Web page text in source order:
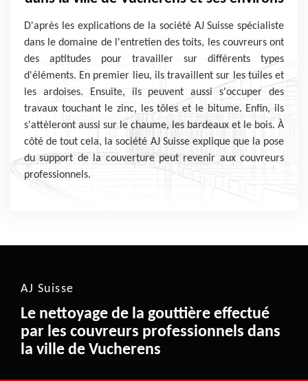
D'après les explications de la société AJ Suisse spécialiste
dans le domaine de l'entretien des toits, les couvreurs ont
des aptitudes pour travailler sur différents types
d'éléments. En premier lieu, ils travaillent sur les tuiles et
les ardoises. Ensuite, ils peuvent aussi s'occuper des
travaux touchant le zinc, les tôles et le bitume. Enfin, ils
s'attèleront aussi sur le chaume, les bardeaux et le bois. À
côté de tout cela, la société AJ Suisse explique que la pose
du support de la couverture peut revenir aux couvreurs
professionnels.
AJ Suisse
Le nettoyage de la gouttière effectué
par les couvreurs professionnels dans
la ville de Vucherens